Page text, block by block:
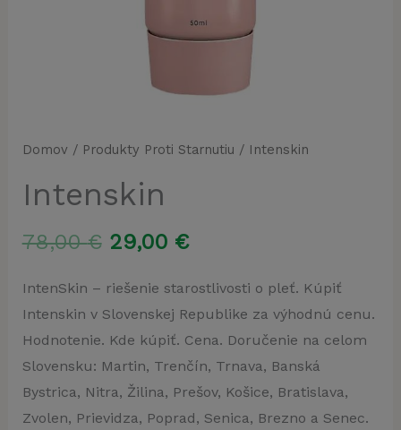
Domov / Produkty Proti Starnutiu / Intenskin
Intenskin
78,00€ Pôvodná
cena
bola:
78,00 €.
29,00 €Aktuálna
cena
je:
29,00 €.
IntenSkin – riešenie starostlivosti o pleť. Kúpiť
Intenskin v Slovenskej Republike za výhodnú cenu.
Hodnotenie. Kde kúpiť. Cena. Doručenie na celom
Slovensku: Martin, Trenčín, Trnava, Banská
Bystrica, Nitra, Žilina, Prešov, Košice, Bratislava,
Zvolen, Prievidza, Poprad, Senica, Brezno a Senec.